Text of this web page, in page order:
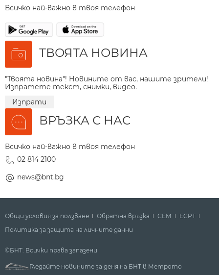
Всичко най-важно в твоя телефон
ТВОЯТА НОВИНА
"Твоята новина"! Новините от вас, нашите зрители!
Изпратете текст, снимки, видео.
Изпрати
ВРЪЗКА С НАС
Всичко най-важно в твоя телефон
02 814 2100
news@bnt.bg
Общи условия за ползване Обратна връзка СЕМ
ECPT
Политика за защита на личните данни
©БНТ. Всички права запазени
Гледайте новините за деня на БНТ в Метрото